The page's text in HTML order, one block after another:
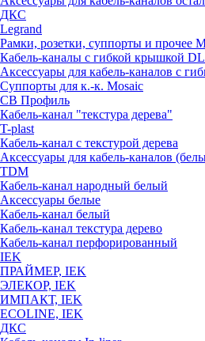
ДКС
Legrand
Рамки, розетки, суппорты и прочее
Кабель-каналы с гибкой крышкой
Аксессуары для кабель-каналов с
Суппорты для к.-к. Mosaic
СВ Профиль
Кабель-канал "текстура дерева"
T-plast
Кабель-канал с текстурой дерева
Аксессуары для кабель-каналов
TDM
Кабель-канал народный белый
Аксессуары белые
Кабель-канал белый
Кабель-канал текстура дерево
Кабель-канал перфорированный
IEK
ПРАЙМЕР, IEK
ЭЛЕКОР, IEK
ИМПАКТ, IEK
ECOLINE, IEK
ДКС